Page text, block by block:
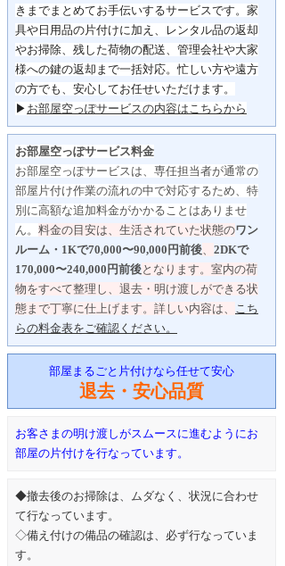
きまでまとめてお手伝いするサービスです。 家
具や日用品の片付けに加え、レンタル品の返却
やお掃除、 残した荷物の配送、管理会社や大家
様への鍵の返却まで一括対応。忙しい方や遠方
の方でも、安心してお任せいただけます。
▶ お部屋空っぽサービスの内容はこちらから
お部屋空っぽサービス料金
お部屋空っぽサービスは、専任担当者が通常の
部屋片付け作業の流れの中で対応するため、特
別に高額な追加料金がかかることはありませ
ん。 料金の目安は、生活されていた状態のワン
ルーム・1Kで70,000〜90,000円前後
2DKで
170,000〜240,000円前後となります。 室内の荷
物をすべて整理し、退去・明け渡しができる状
態まで丁寧に仕上げます。詳しい内容は、
こち
らの料金表をご確認ください。
部屋まるごと片付けなら任せて安心
退去・安心品質
お客さまの明け渡しがスムースに進むようにお
部屋の片付けを行なっています。
◆撤去後のお掃除は、ムダなく、状況に合わせ
て行なっています。
◇備え付けの備品の確認は、必ず行なっていま
す。